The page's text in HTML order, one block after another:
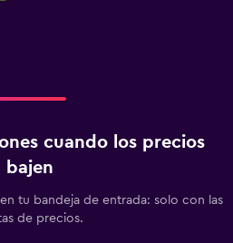
cuando los precios
bajen
tu bandeja de entrada: solo con las
de precios.